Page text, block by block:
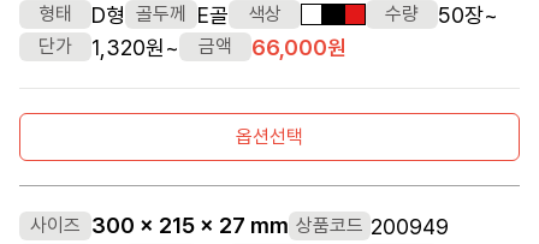
형태 D형 골두께 E골 색상 흰색검정색빨간색수량 50장~
단가 1,320원~ 금액 66,000원
옵션선택
사이즈 300 x 215 x 27 mm 상품코드 200949